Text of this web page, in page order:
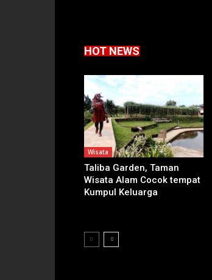
HOT NEWS
Wisata
Taliba Garden, Taman
Wisata Alam Cocok tempat
Kumpul Keluarga